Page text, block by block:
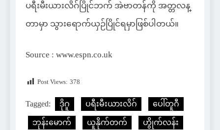
ပရီးမီးယားလိဂ်ပြိုင်ဘက် အဲဗာတန်ကို အတ္တလန္
တာမှာ သွားရောက်ယှဉ်ပြိုင်ရမှာဖြစ်ပါတယ်။
Source : www.espn.co.uk
Post Views: 378
Tagged: ဒိုဂူ ပရီးမီးယားလိဂ် ပေါ်တူဂီ
ဘုန်းမောက် ယူနိုက်တက် ဟွိုက်လန်း